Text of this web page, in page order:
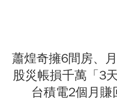
蕭煌奇擁6間房、
股災帳損千萬「3
台積電2個月